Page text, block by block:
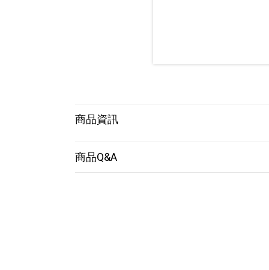
商品資訊
商品Q&A